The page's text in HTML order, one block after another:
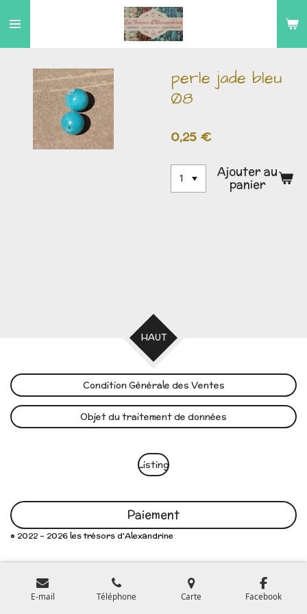
au
perle jade bleu
Ø8
0,25 €
Ajouter au
panier
HAUT
Condition Générale des Ventes
Objet du traitement de données
Listing
Paiement
© 2022 - 2026 les trésors d'Alexandrine
E-mail Téléphone Carte Facebook